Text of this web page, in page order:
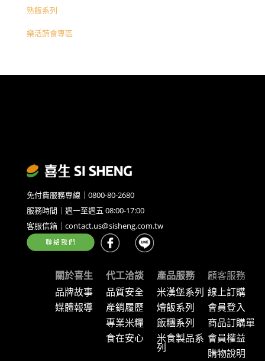
熟飯系列
樂活蔬食專區
免付費服務專線｜0800-80-2680
服務時間｜週一至週五 08:00-17:00
客服信箱｜contact.us@sisheng.com.tw
關於喜生 代工洽談 產品服務
顧客服務
品牌故事
媒體報導
品質安全
產銷履歷
專業米糧
食在安心
米漢堡系列
燴飯系列
飯糰系列
米食製品系
列
線上訂購
會員登入
商品訂購單
會員權益
購物說明